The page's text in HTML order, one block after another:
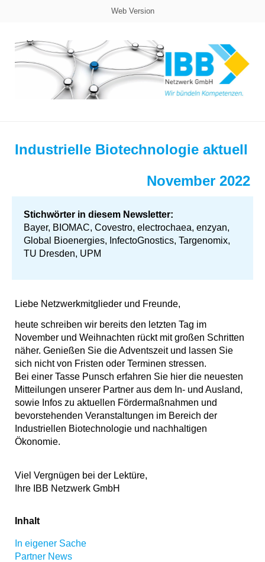
Web Version
Industrielle Biotechnologie aktuell
November 2022
Stichwörter in diesem Newsletter:
Bayer, BIOMAC, Covestro, electrochaea, enzyan,
Global Bioenergies, InfectoGnostics, Targenomix,
TU Dresden, UPM
Liebe Netzwerkmitglieder und Freunde,
heute schreiben wir bereits den letzten Tag im
November und Weihnachten rückt mit großen Schritten
näher. Genießen Sie die Adventszeit und lassen Sie
sich nicht von Fristen oder Terminen stressen.
Bei einer Tasse Punsch erfahren Sie hier die neuesten
Mitteilungen unserer Partner aus dem In- und Ausland,
sowie Infos zu aktuellen Fördermaßnahmen und
bevorstehenden Veranstaltungen im Bereich der
Industriellen Biotechnologie und nachhaltigen
Ökonomie.
Viel Vergnügen bei der Lektüre,
Ihre IBB Netzwerk GmbH
Inhalt
In eigener Sache
Partner News